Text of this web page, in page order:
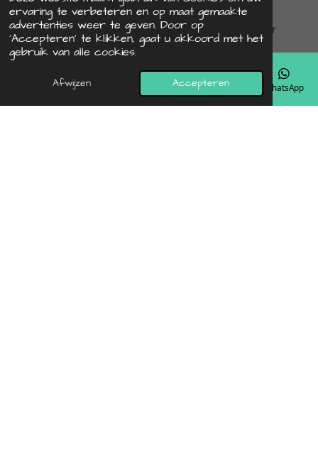
ervaring te verbeteren en op maat gemaakte
advertenties weer te geven. Door op
‘Accepteren’ te klikken, gaat u akkoord met het
gebruik van alle cookies.
Afwijzen Accepteren
A
p
p
© 2022 - 2026 hipbyaif
E-mailadres Telefoonnummer Kaart Instagram WhatsApp